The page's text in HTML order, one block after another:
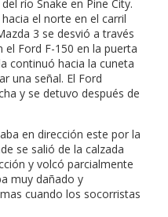
río Snake en Pine City.
el norte en el carril
3 se desvió a través
Ford F-150 en la puerta
continuó hacia la cuneta
una señal. El Ford
y se detuvo después de
en dirección este por la
se salió de la calzada
y volcó parcialmente
muy dañado y
cuando los socorristas